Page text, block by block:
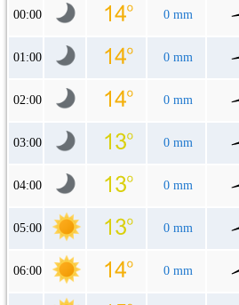
00:00 0 mm
01:00 0 mm
02:00 0 mm
03:00 0 mm
04:00 0 mm
05:00 0 mm
06:00 0 mm